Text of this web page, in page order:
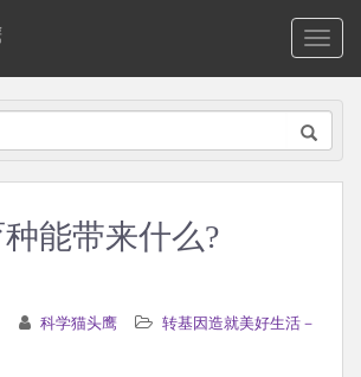
能带来什么?
科学猫头鹰
转基因造就美好生活－